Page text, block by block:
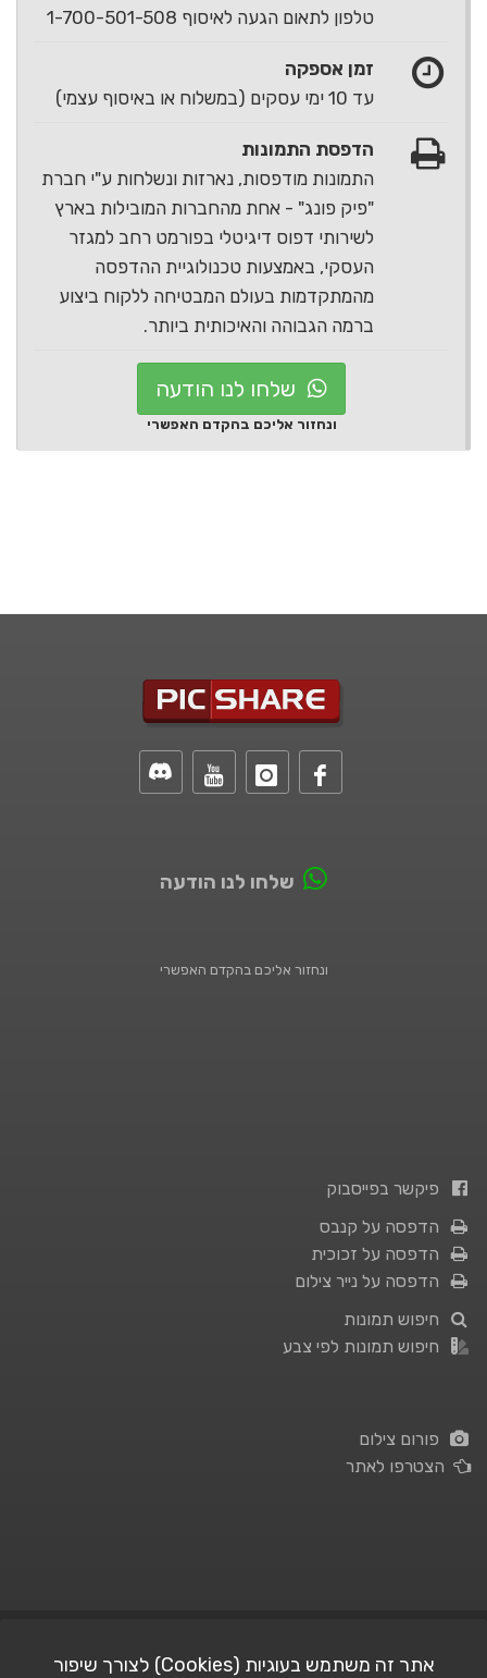
טלפון לתאום הגעה לאיסוף 1-700-501-508
זמן אספקה
עד 10 ימי עסקים (במשלוח או באיסוף עצמי)
הדפסת התמונות
התמונות מודפסות, נארזות ונשלחות ע"י חברת
"פיק פונג" - אחת מהחברות המובילות בארץ
לשירותי דפוס דיגיטלי בפורמט רחב למגזר
העסקי, באמצעות טכנולוגיית ההדפסה
מהמתקדמות בעולם המבטיחה ללקוח ביצוע
ברמה הגבוהה והאיכותית ביותר.
שלחו לנו הודעה
ונחזור אליכם בהקדם האפשרי
שלחו לנו הודעה
ונחזור אליכם בהקדם האפשרי
פיקשר בפייסבוק
הדפסה על קנבס
הדפסה על זכוכית
הדפסה על נייר צילום
חיפוש תמונות
חיפוש תמונות לפי צבע
פורום צילום
הצטרפו לאתר
אתר זה משתמש בעוגיות (Cookies) לצורך שיפור